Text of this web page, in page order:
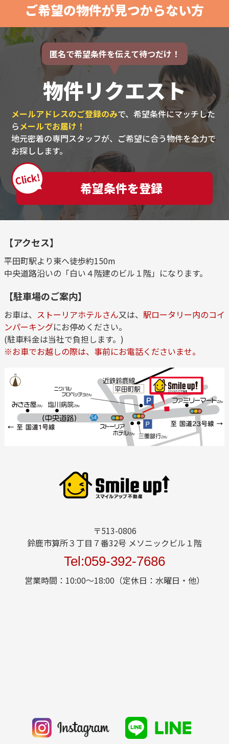
ご希望の物件が見つからない方
匿名で希望条件を伝えて待つだけ！
物件リクエスト
メールアドレスのご登録のみで、希望条件にマッチした
らメールでお届け！
地元密着の専門スタッフが、ご希望に合う物件を全力で
お探しします。
Click!
希望条件を登録
【アクセス】
平田町駅より東へ徒歩約150m
中央道路沿いの「白い４階建のビル１階」になります。
【駐車場のご案内】
お車は、 ストーリアホテルさん又は、 駅ロータリー内のコイ
ンパーキングにお停めください。
(駐車料金は当社で負担します。)
※お車でお越しの際は、事前にお電話くださいませ。
〒513-0806
鈴鹿市算所３丁目７番32号 メソニックビル１階
Tel:059-392-7686
営業時間：10:00～18:00（定休日：水曜日・他）